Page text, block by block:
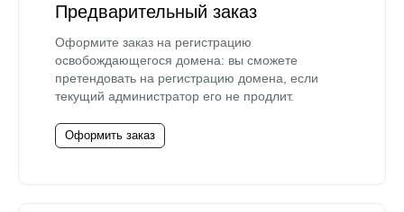
Предварительный заказ
Оформите заказ на регистрацию
освобождающегося домена: вы сможете
претендовать на регистрацию домена, если
текущий администратор его не продлит.
Оформить заказ